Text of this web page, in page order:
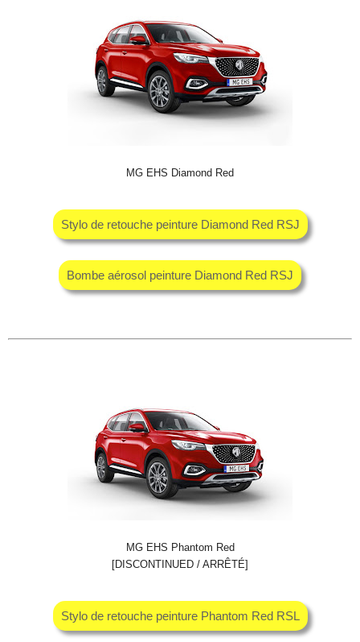
MG EHS Diamond Red
Stylo de retouche peinture Diamond Red RSJ
Bombe aérosol peinture Diamond Red RSJ
MG EHS Phantom Red
[DISCONTINUED / ARRÊTÉ]
Stylo de retouche peinture Phantom Red RSL